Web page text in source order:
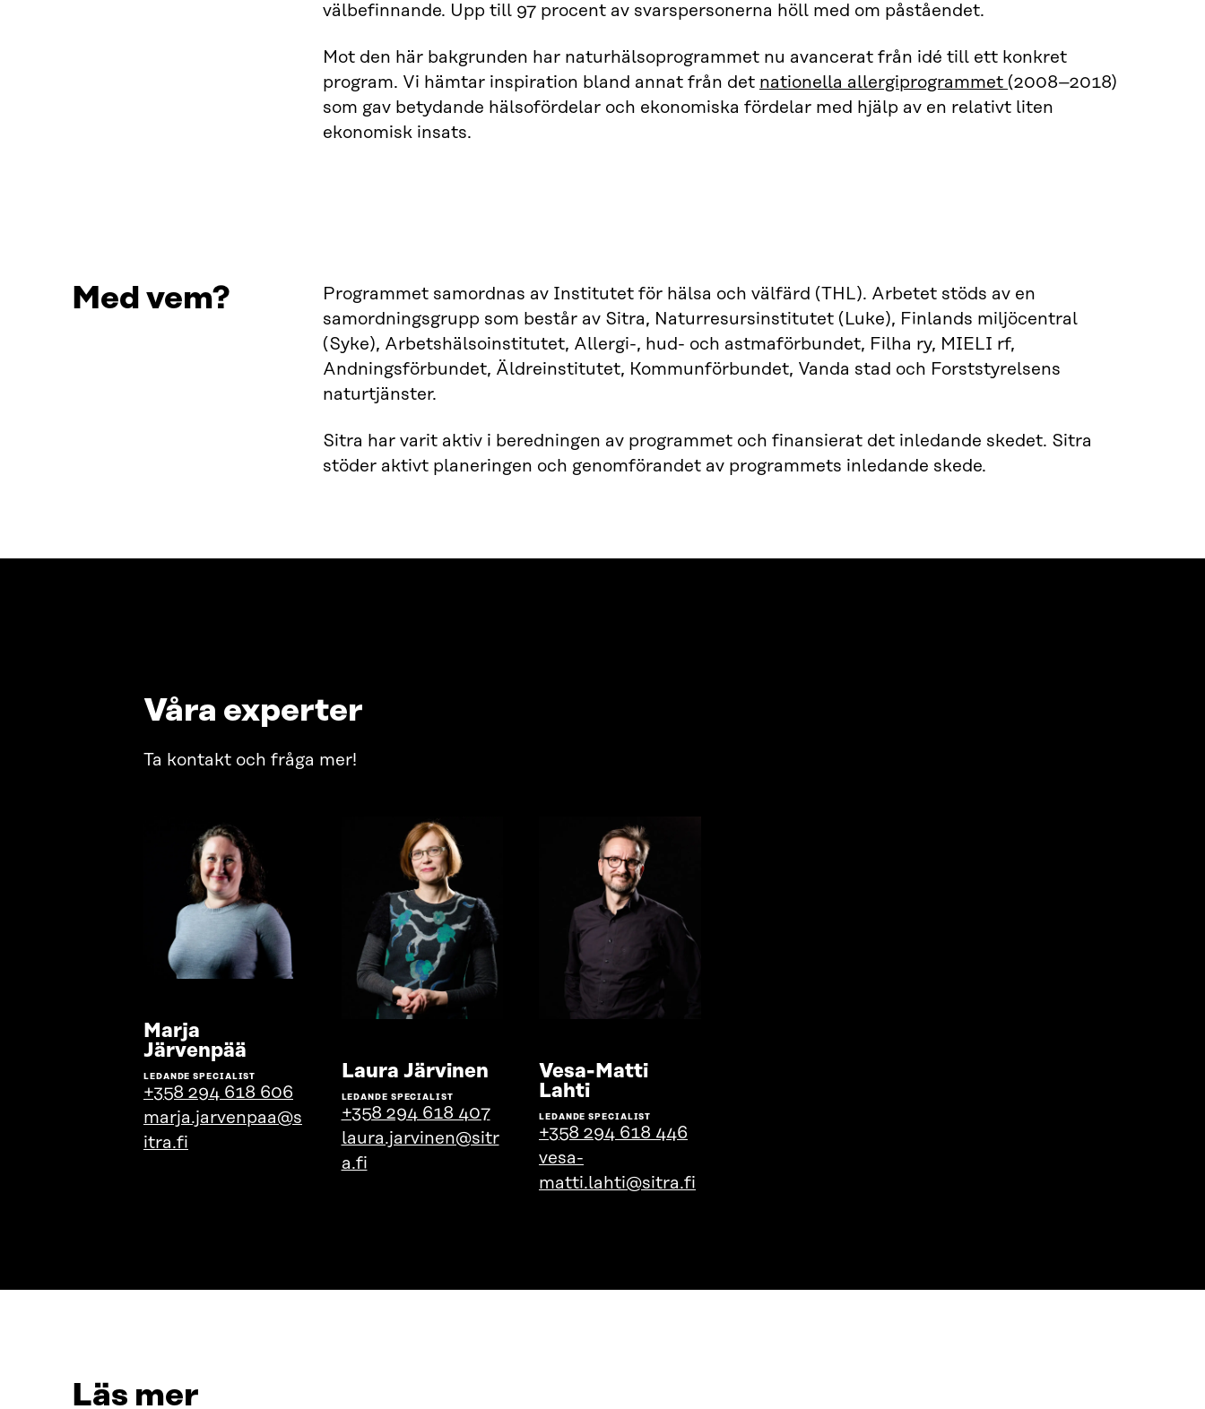
välbefinnande. Upp till 97 procent av svarspersonerna höll med om påståendet.
Mot den här bakgrunden har naturhälsoprogrammet nu avancerat från idé till ett konkret
program. Vi hämtar inspiration bland annat från det nationella allergiprogrammet (2008–2018)
som gav betydande hälsofördelar och ekonomiska fördelar med hjälp av en relativt liten
ekonomisk insats.
Med vem?
Programmet samordnas av Institutet för hälsa och välfärd (THL). Arbetet stöds av en
samordningsgrupp som består av Sitra, Naturresursinstitutet (Luke), Finlands miljöcentral
(Syke), Arbetshälsoinstitutet, Allergi-, hud- och astmaförbundet, Filha ry, MIELI rf,
Andningsförbundet, Äldreinstitutet, Kommunförbundet, Vanda stad och Forststyrelsens
naturtjänster.
Sitra har varit aktiv i beredningen av programmet och finansierat det inledande skedet. Sitra
stöder aktivt planeringen och genomförandet av programmets inledande skede.
Våra experter
Ta kontakt och fråga mer!
Marja
Järvenpää
till
personens
profil
LEDANDE SPECIALIST
+358 294 618 606
marja.jarvenpaa@s
itra.fi
Laura JärvinenGå
personens
profil
LEDANDE SPECIALIST
+358 294 618 407
laura.jarvinen@sitr
a.fi
Vesa-Matti
LahtiGå
till
personens
LEDANDE SPECIALIST
+358 294 618 446
vesa-
matti.lahti@sitra.fi
Läs mer